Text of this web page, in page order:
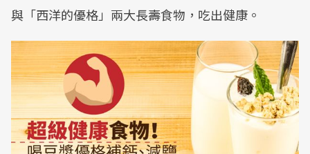
與「西洋的優格」兩大長壽食物，吃出健康。